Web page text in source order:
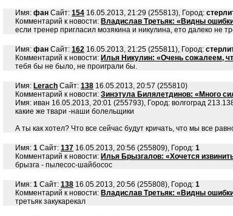
Имя: фан Сайт: 154 16.05.2013, 21:29 (255813), Город:
Комментарий к новости: Владислав Третьяк: «Видны
если тренер пригласил мозякина и никулина, ето далеко не
Имя: фан Сайт: 162 16.05.2013, 21:25 (255811), Город:
Комментарий к новости: Илья Никулин: «Очень сожалеем,
тебя бы не было, не проиграли бы.
Имя: Lerach Сайт: 138 16.05.2013, 20:57 (255810)
Комментарий к новости: Зинэтула Билялетдинов: «Много
Имя: иван 16.05.2013, 20:01 (255793), Город: волгоград
какие же твари -наши болельщики
А ты как хотел? Что все сейчас будут кричать, что мы все
Имя: 1 Сайт: 137 16.05.2013, 20:56 (255809), Город: 1
Комментарий к новости: Илья Брызгалов: «Хочется
брызга - пылесос-шайбосос
Имя: 1 Сайт: 138 16.05.2013, 20:56 (255808), Город: 1
Комментарий к новости: Владислав Третьяк: «Видны
третьяк закукарекал